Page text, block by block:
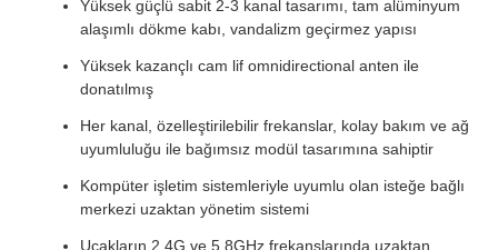
Yüksek güçlü sabit 2-3 kanal tasarımı, tam alüminyum
alaşımlı dökme kabı, vandalizm geçirmez yapısı
Yüksek kazançlı cam lif omnidirectional anten ile
donatılmış
Her kanal, özelleştirilebilir frekanslar, kolay bakım ve ağ
uyumluluğu ile bağımsız modül tasarımına sahiptir
Kompüter işletim sistemleriyle uyumlu olan isteğe bağlı
merkezi uzaktan yönetim sistemi
Uçakların 2.4G ve 5.8GHz frekanslarında uzaktan